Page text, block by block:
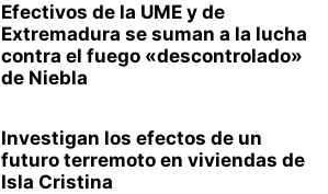
Efectivos de la UME y de
Extremadura se suman a la lucha
contra el fuego «descontrolado»
de Niebla
Investigan los efectos de un
futuro terremoto en viviendas de
Isla Cristina